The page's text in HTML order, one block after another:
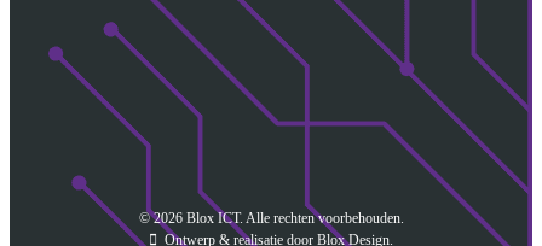
© 2026 Blox ICT. Alle rechten voorbehouden.
Ontwerp & realisatie door Blox Design.